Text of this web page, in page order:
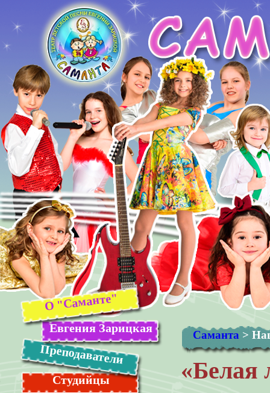
О "Саманте"
Евгения Зарицкая
Преподаватели
Студийцы
Саманта >
«Белая